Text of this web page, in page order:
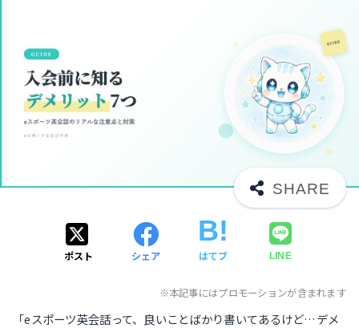
ポスト シェア はてブ LINE
※本記事にはプロモーションが含まれます
「eスポーツ英会話って、良いことばかり書いてあるけど…デメ